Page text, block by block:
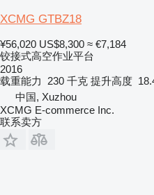
XCMG GTBZ18
¥56,020 US$8,300 ≈ €7,184
铰接式高空作业平台
2016
载重能力
230 千克 提升高度
中国, Xuzhou
XCMG E-commerce Inc.
联系卖方